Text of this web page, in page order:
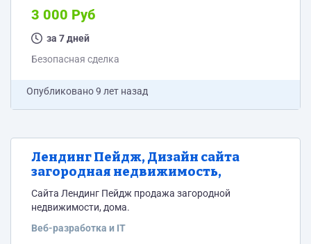
3 000 Руб
за 7 дней
Безопасная сделка
Опубликовано9 лет назад
Лендинг Пейдж, Дизайн сайта
загородная недвижимость,
Сайта Лендинг Пейдж продажа загородной
недвижимости, дома.
Веб-разработка и IT